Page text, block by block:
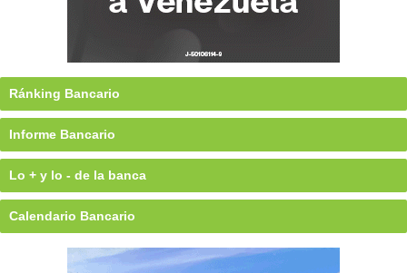
Ránking Bancario
Informe Bancario
Lo + y lo - de la banca
Calendario Bancario